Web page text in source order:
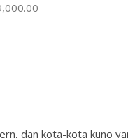
dan kota-kota kuno